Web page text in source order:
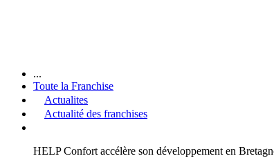
...
Toute la Franchise
Actualites
Actualité des franchises
HELP Confort accélère son développement en